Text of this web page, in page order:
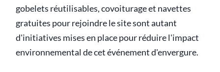
gobelets réutilisables, covoiturage et navettes
gratuites pour rejoindre le site sont autant
d'initiatives mises en place pour réduire l'impact
environnemental de cet événement d'envergure.